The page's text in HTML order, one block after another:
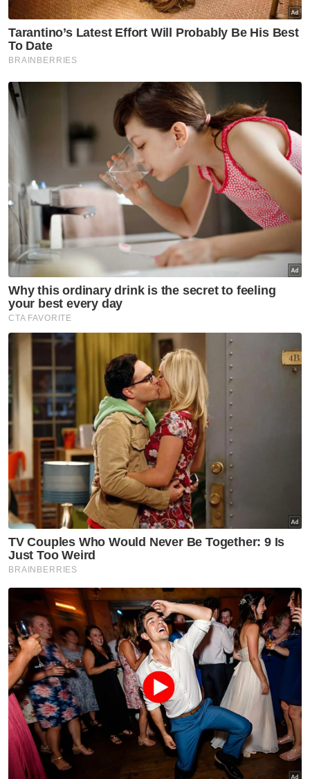
Buaian
Viral
Budak Cedera
Artikel Disyorkan
GLOBAL
Trump syok sendiri, dakwa
dokumentari Melania ‘filem
nombor satu tahun ini’
Nyamuk pembawa virus 'West
Nile' dikesan di Israel
GLOBAL
Korea Utara syor sup daging
anjing ketika gelombang haba
cecah 36.7 darjah Celsius
GLOBAL
Prabowo kecewa Indonesia
gagal ke Piala Dunia, meskipun
penduduk hampir 300 juta